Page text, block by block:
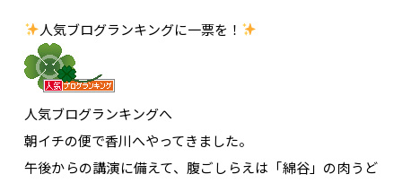
人気ブログランキングに一票を！
人気ブログランキングへ
朝イチの便で香川へやってきました。
午後からの講演に備えて、腹ごしらえは「綿谷」の肉うど